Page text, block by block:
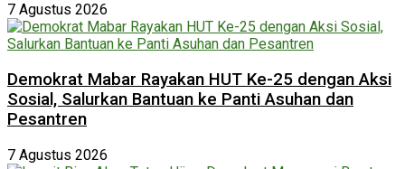
7 Agustus 2026
Demokrat Mabar Rayakan HUT Ke-25 dengan Aksi
Sosial, Salurkan Bantuan ke Panti Asuhan dan
Pesantren
7 Agustus 2026